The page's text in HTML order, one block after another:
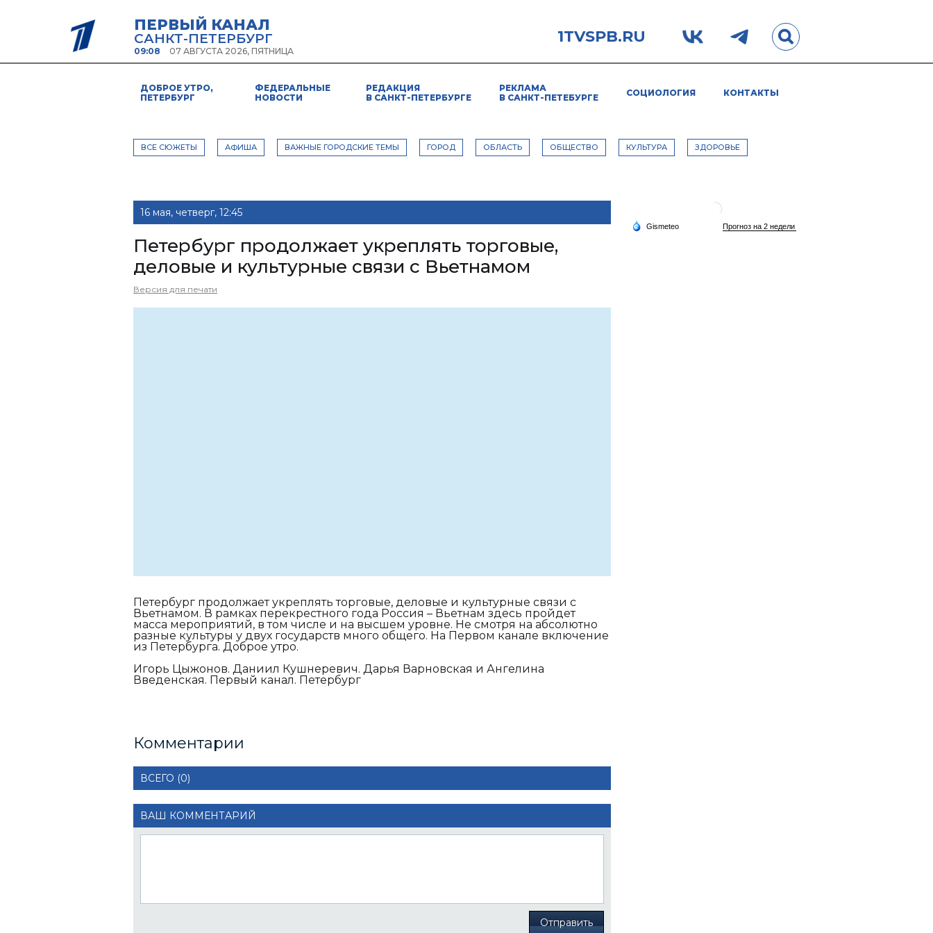
ПЕРВЫЙ КАНАЛ
САНКТ-ПЕТЕРБУРГ
09:08 07 АВГУСТА 2026, ПЯТНИЦА
1TVSPB.RU
ДОБРОЕ УТРО,
ПЕТЕРБУРГ
ФЕДЕРАЛЬНЫЕ
НОВОСТИ
РЕДАКЦИЯ
В САНКТ-ПЕТЕРБУРГЕ
РЕКЛАМА
В САНКТ-ПЕТЕБУРГЕ
СОЦИОЛОГИЯ КОНТАКТЫ
ВСЕ СЮЖЕТЫ АФИША ВАЖНЫЕ ГОРОДСКИЕ ТЕМЫ ГОРОД ОБЛАСТЬ ОБЩЕСТВО КУЛЬТУРА ЗДОРОВЬЕ
16 мая, четверг, 12:45
Петербург продолжает укреплять торговые,
деловые и культурные связи с Вьетнамом
Версия для печати
Петербург продолжает укреплять торговые, деловые и культурные связи с
Вьетнамом. В рамках перекрестного года Россия – Вьетнам здесь пройдет
масса мероприятий, в том числе и на высшем уровне. Не смотря на абсолютно
разные культуры у двух государств много общего. На Первом канале включение
из Петербурга. Доброе утро.
Игорь Цыжонов. Даниил Кушнеревич. Дарья Варновская и Ангелина
Введенская. Первый канал. Петербург
Комментарии
ВСЕГО (0)
ВАШ КОММЕНТАРИЙ
Отправить